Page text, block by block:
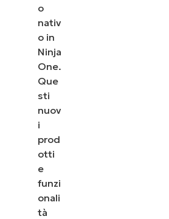
o
nativ
o in
Ninja
One.
Que
sti
nuov
i
prod
otti
e
funzi
onali
tà